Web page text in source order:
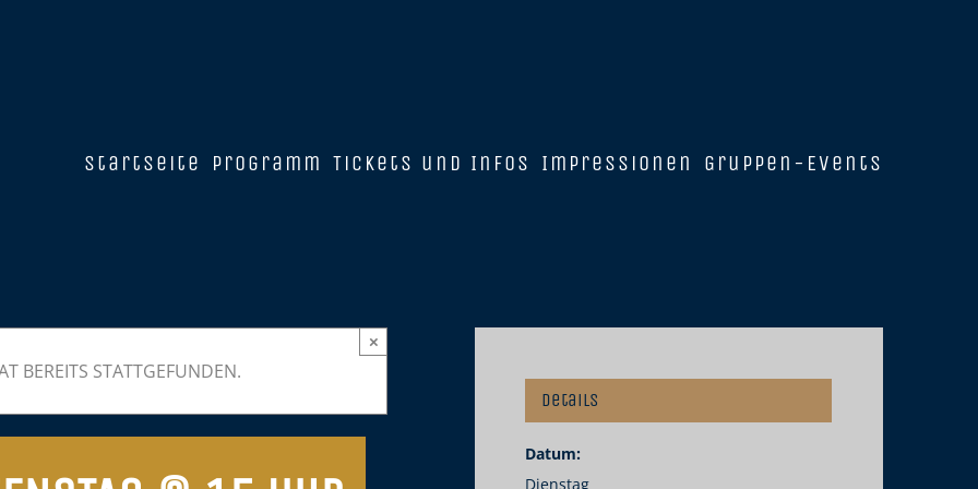
Startseite Programm Tickets und Infos Impressionen Gruppen-Events
BEREITS STATTGEFUNDEN.
×
Details
Datum:
Dienstag